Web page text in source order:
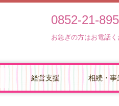
0852-21-
お急ぎの方はお電話
経営支援 相続・事
円満